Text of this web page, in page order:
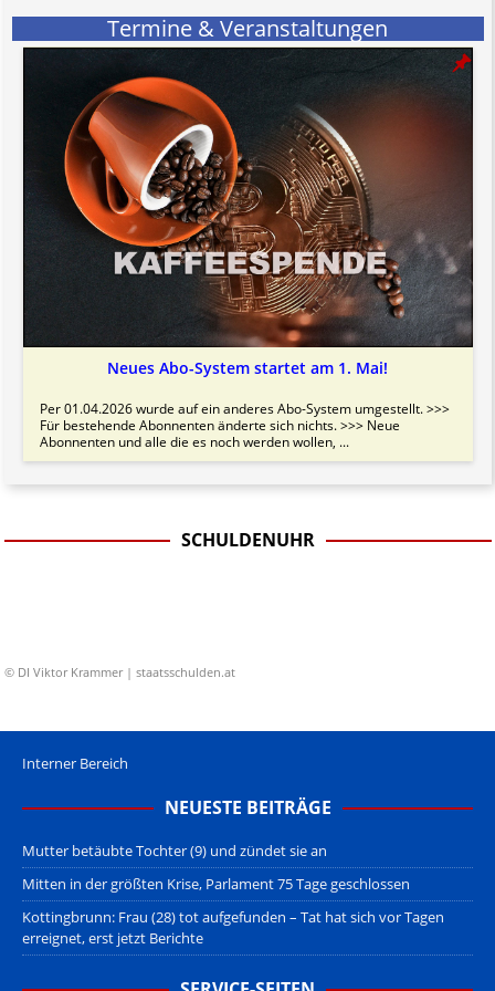
Termine & Veranstaltungen
Neues Abo-System startet am 1. Mai!
Per 01.04.2026 wurde auf ein anderes Abo-System umgestellt. >>>
Für bestehende Abonnenten änderte sich nichts. >>> Neue
Abonnenten und alle die es noch werden wollen, ...
SCHULDENUHR
© DI Viktor Krammer | staatsschulden.at
Interner Bereich
NEUESTE BEITRÄGE
Mutter betäubte Tochter (9) und zündet sie an
Mitten in der größten Krise, Parlament 75 Tage geschlossen
Kottingbrunn: Frau (28) tot aufgefunden – Tat hat sich vor Tagen
erreignet, erst jetzt Berichte